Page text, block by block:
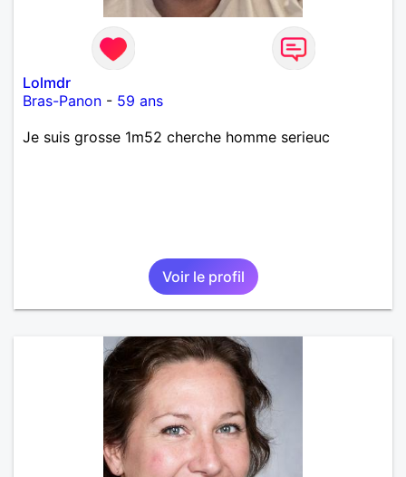
Lolmdr
Bras-Panon - 59 ans
Je suis grosse 1m52 cherche homme serieuc
Voir le profil